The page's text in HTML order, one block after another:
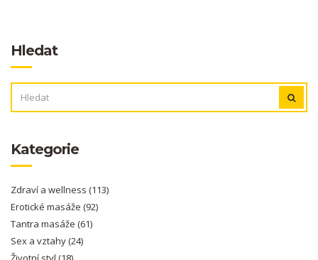
Hledat
Kategorie
Zdraví a wellness (113)
Erotické masáže (92)
Tantra masáže (61)
Sex a vztahy(24)